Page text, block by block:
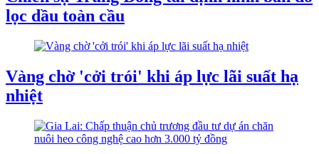
lọc dầu toàn cầu
Vàng chờ 'cởi trói' khi áp lực lãi suất hạ
nhiệt